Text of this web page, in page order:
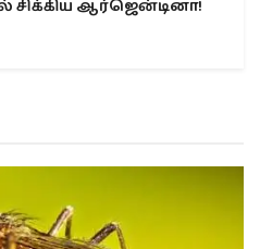
சிக்கிய ஆர்ஜென்டினா!